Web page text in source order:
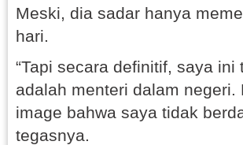
Meski, dia sadar hanya
hari.
“Tapi secara definitif, saya
adalah menteri dalam
image bahwa saya tidak
tegasnya.